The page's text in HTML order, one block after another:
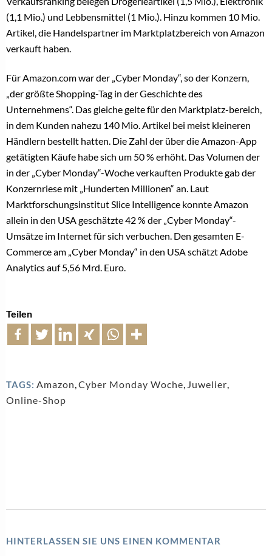
(1,1 Mio.) und Lebbensmittel (1 Mio.). Hinzu kommen 10 Mio.
Artikel, die Handelspartner im Marktplatzbereich von Amazon
verkauft haben.
Für Amazon.com war der „Cyber Monday“, so der Konzern,
„der größte Shopping-Tag in der Geschichte des
Unternehmens“. Das gleiche gelte für den Marktplatz-bereich,
in dem Kunden nahezu 140 Mio. Artikel bei meist kleineren
Händlern bestellt hatten. Die Zahl der über die Amazon-App
getätigten Käufe habe sich um 50 % erhöht. Das Volumen der
in der „Cyber Monday“-Woche verkauften Produkte gab der
Konzernriese mit „Hunderten Millionen“ an. Laut
Marktforschungsinstitut Slice Intelligence konnte Amazon
allein in den USA geschätzte 42 % der „Cyber Monday“-
Umsätze im Internet für sich verbuchen. Den gesamten E-
Commerce am „Cyber Monday“ in den USA schätzt Adobe
Analytics auf 5,56 Mrd. Euro.
Teilen
TAGS: Amazon,Cyber Monday Woche, Juwelier,
Online-Shop
HINTERLASSEN SIE UNS EINEN KOMMENTAR